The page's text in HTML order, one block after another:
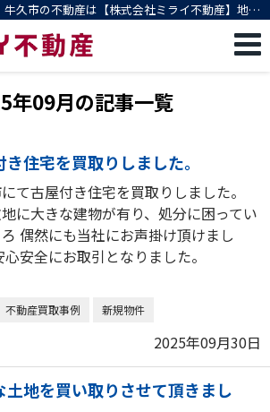
久市の不動産は【株式会社ミライ不動産】地域
年09月の記事一覧
住宅を買取りしました。
て古屋付き住宅を買取りしました。
に大きな建物が有り、処分に困ってい
偶然にも当社にお声掛け頂けまし
心安全にお取引となりました。
不動産買取事例 新規物件
2025年09月30日
土地を買い取りさせて頂きまし